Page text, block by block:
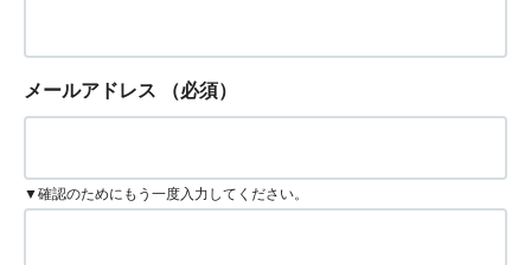
メールアドレス （必須）
▼確認のためにもう一度入力してください。